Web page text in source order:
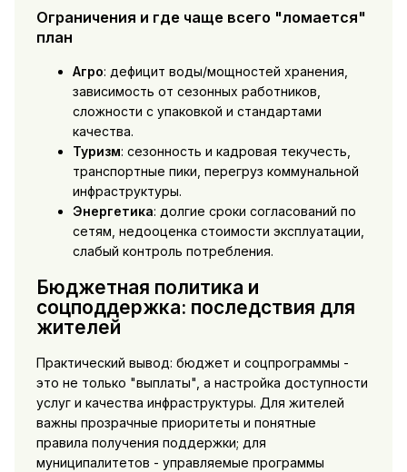
Ограничения и где чаще всего "ломается"
план
Агро: дефицит воды/мощностей хранения,
зависимость от сезонных работников,
сложности с упаковкой и стандартами
качества.
Туризм: сезонность и кадровая текучесть,
транспортные пики, перегруз коммунальной
инфраструктуры.
Энергетика: долгие сроки согласований по
сетям, недооценка стоимости эксплуатации,
слабый контроль потребления.
Бюджетная политика и
соцподдержка: последствия для
жителей
Практический вывод: бюджет и соцпрограммы -
это не только "выплаты", а настройка доступности
услуг и качества инфраструктуры. Для жителей
важны прозрачные приоритеты и понятные
правила получения поддержки; для
муниципалитетов - управляемые программы